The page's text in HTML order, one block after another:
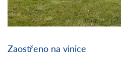
Zaostřeno na vinice